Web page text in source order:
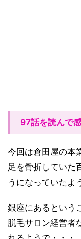
97話を読んで
今回は倉田屋の本
足を骨折していた
うになっていたよ
銀座にあるという
脱毛サロン経営者